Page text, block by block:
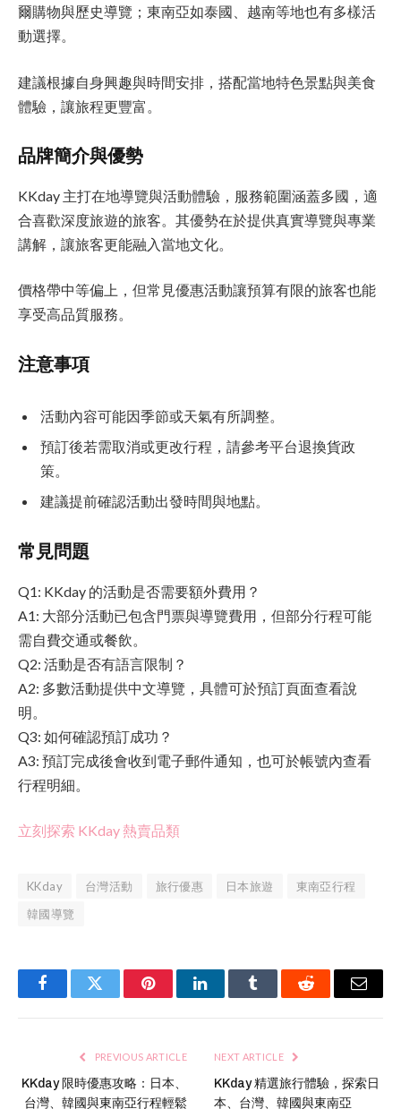
爾購物與歷史導覽；東南亞如泰國、越南等地也有多樣活
動選擇。
建議根據自身興趣與時間安排，搭配當地特色景點與美食
體驗，讓旅程更豐富。
品牌簡介與優勢
KKday 主打在地導覽與活動體驗，服務範圍涵蓋多國，適
合喜歡深度旅遊的旅客。其優勢在於提供真實導覽與專業
講解，讓旅客更能融入當地文化。
價格帶中等偏上，但常見優惠活動讓預算有限的旅客也能
享受高品質服務。
注意事項
活動內容可能因季節或天氣有所調整。
預訂後若需取消或更改行程，請參考平台退換貨政
策。
建議提前確認活動出發時間與地點。
常見問題
Q1: KKday 的活動是否需要額外費用？
A1: 大部分活動已包含門票與導覽費用，但部分行程可能
需自費交通或餐飲。
Q2: 活動是否有語言限制？
A2: 多數活動提供中文導覽，具體可於預訂頁面查看說
明。
Q3: 如何確認預訂成功？
A3: 預訂完成後會收到電子郵件通知，也可於帳號內查看
行程明細。
立刻探索 KKday 熱賣品類
KKday 台灣活動 旅行優惠 日本旅遊
東南亞行程
韓國導覽
FacebookTwitter PinterestLinkedInTumblr Reddit Email
PREVIOUS ARTICLE
KKday 限時優惠攻略：日本、
台灣、韓國與東南亞行程輕鬆
NEXT ARTICLE
KKday 精選旅行體驗，探索日
本、台灣、韓國與東南亞